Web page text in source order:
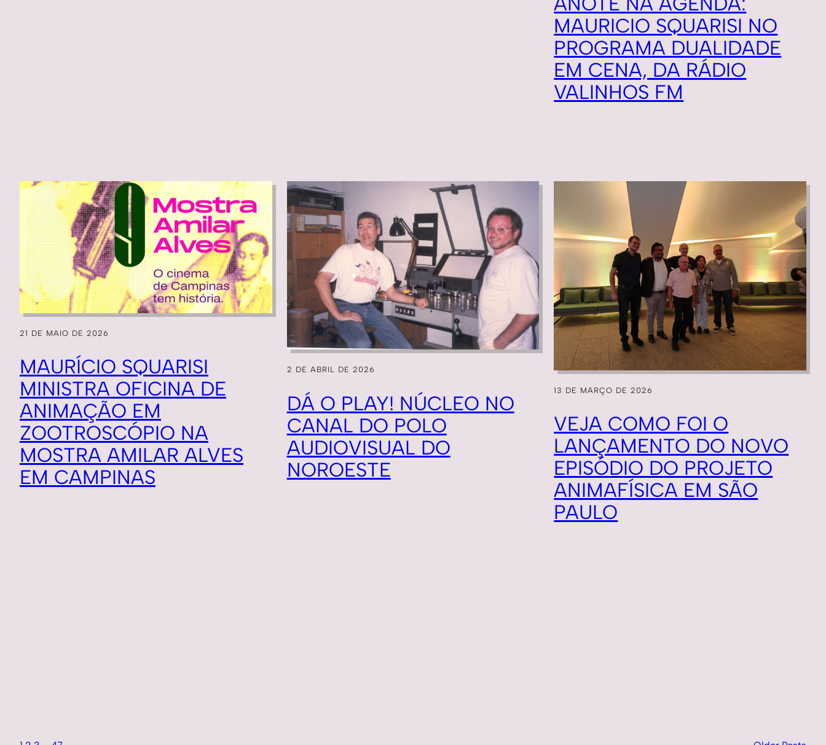
MAURICIO SQUARISI NO
PROGRAMA DUALIDADE
EM CENA, DA RÁDIO
VALINHOS FM
21 DE MAIO DE 2026
MAURÍCIO SQUARISI
MINISTRA OFICINA DE
ANIMAÇÃO EM
ZOOTROSCÓPIO NA
MOSTRA AMILAR ALVES
EM CAMPINAS
2 DE ABRIL DE 2026
DÁ O PLAY! NÚCLEO NO
CANAL DO POLO
AUDIOVISUAL DO
NOROESTE
13 DE MARÇO DE 2026
VEJA COMO FOI O
LANÇAMENTO DO NOVO
EPISÓDIO DO PROJETO
ANIMAFÍSICA EM SÃO
PAULO